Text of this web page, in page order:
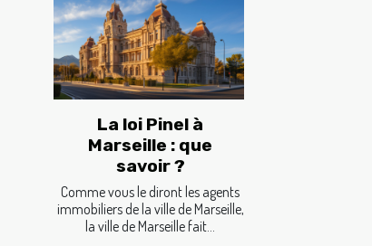
La loi Pinel à
Marseille : que
savoir ?
Comme vous le diront les agents
immobiliers de la ville de Marseille,
la ville de Marseille fait...